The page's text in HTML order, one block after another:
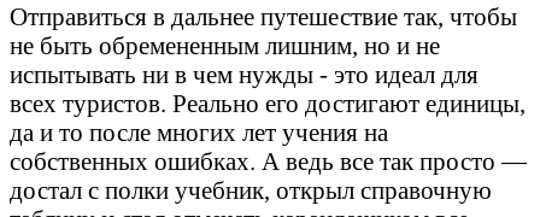
Отправиться в дальнее путешествие так, чтобы
не быть обремененным лишним, но и не
испытывать ни в чем нужды - это идеал для
всех туристов. Реально его достигают единицы,
да и то после многих лет учения на
собственных ошибках. А ведь все так просто —
достал с полки учебник, открыл справочную